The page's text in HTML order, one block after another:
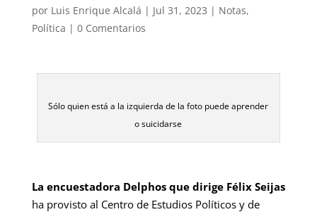
por Luis Enrique Alcalá | Jul 31, 2023 | Notas,
Política | 0 Comentarios
Sólo quien está a la izquierda de la foto puede aprender
o suicidarse
La encuestadora Delphos que dirige Félix Seijas
ha provisto al Centro de Estudios Políticos y de